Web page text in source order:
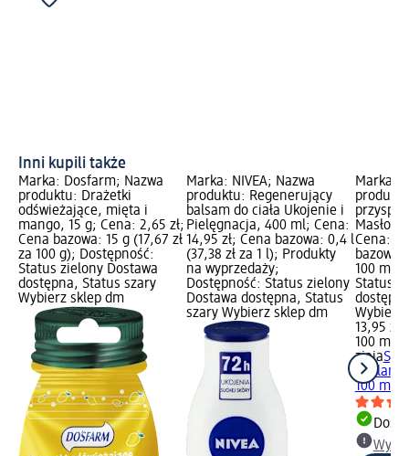
Inni kupili także
Marka: Dosfarm; Nazwa
produktu: Drażetki
odświeżające, mięta i
mango, 15 g; Cena: 2,65 zł;
Cena bazowa: 15 g (17,67 zł
za 100 g); Dostępność:
Status zielony Dostawa
dostępna, Status szary
Wybierz sklep dm
Marka: NIVEA; Nazwa
produktu: Regenerujący
balsam do ciała Ukojenie i
Pielęgnacja, 400 ml; Cena:
14,95 zł; Cena bazowa: 0,4 l
(37,38 zł za 1 l); Produkty
na wyprzedaży;
Dostępność: Status zielony
Dostawa dostępna, Status
szary Wybierz sklep dm
Marka:
Masło
Cena:
bazowa:
100 ml);
Status
Wybierz
13,95 zł
100 ml
ziaja
100 ml